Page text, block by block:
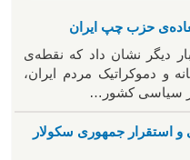
حزب چپ ایران
دی‌ماه ۱۴۰۴ بار دیگر نشان داد که نقطه‌ی
مردم ایران،
سیاسی کشور…
استقرار جمهوری سکولار